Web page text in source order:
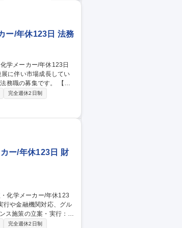
ー/年休123日 法務
に伴い市場成長してい
の募集です。 【業
■マネジメント業務：
略法務・グローバル： M
【東京
完全週休2日制
ー/年休123日 財
・実行 ■銀行・金融機関
完全週休2日制